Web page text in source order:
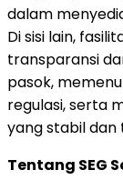
dalam
Di sisi lain,
transparansi
pasok,
regulasi, serta
yang stabil dan
Tentang SEG